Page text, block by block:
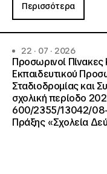
Περισσότερα
22 · 07 · 2026
Προσωρινοί
Εκπαιδευτικού
Σταδιοδρομίας και
σχολική περίοδο
600/2355/13042/
Πράξης «Σχολεία